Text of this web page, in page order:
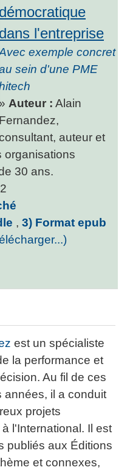
démocratique
dans l'entreprise
exemple concret
sein d'une PME
» Auteur : Alain
Fernandez,
auteur et
organisations
30 ans.
, 3) Format epub
est un spécialiste
la performance et
Au fil de ces
années, il a conduit
projets
l'International. Il est
publiés aux Éditions
et connexes,